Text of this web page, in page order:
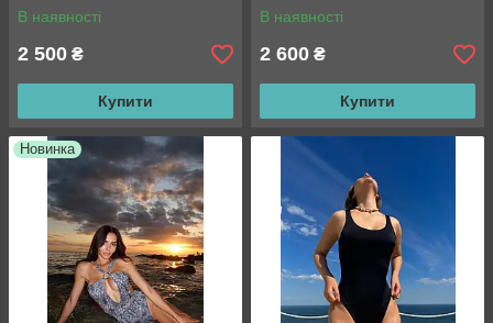
В наявності
2 500 ₴
Купити
В наявності
2 600 ₴
Купити
Новинка